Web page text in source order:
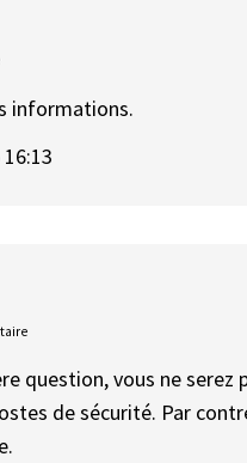
informations.
question, vous ne
de sécurité. Par